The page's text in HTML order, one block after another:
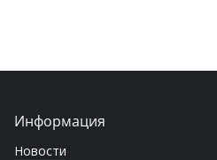
Информация
Новости